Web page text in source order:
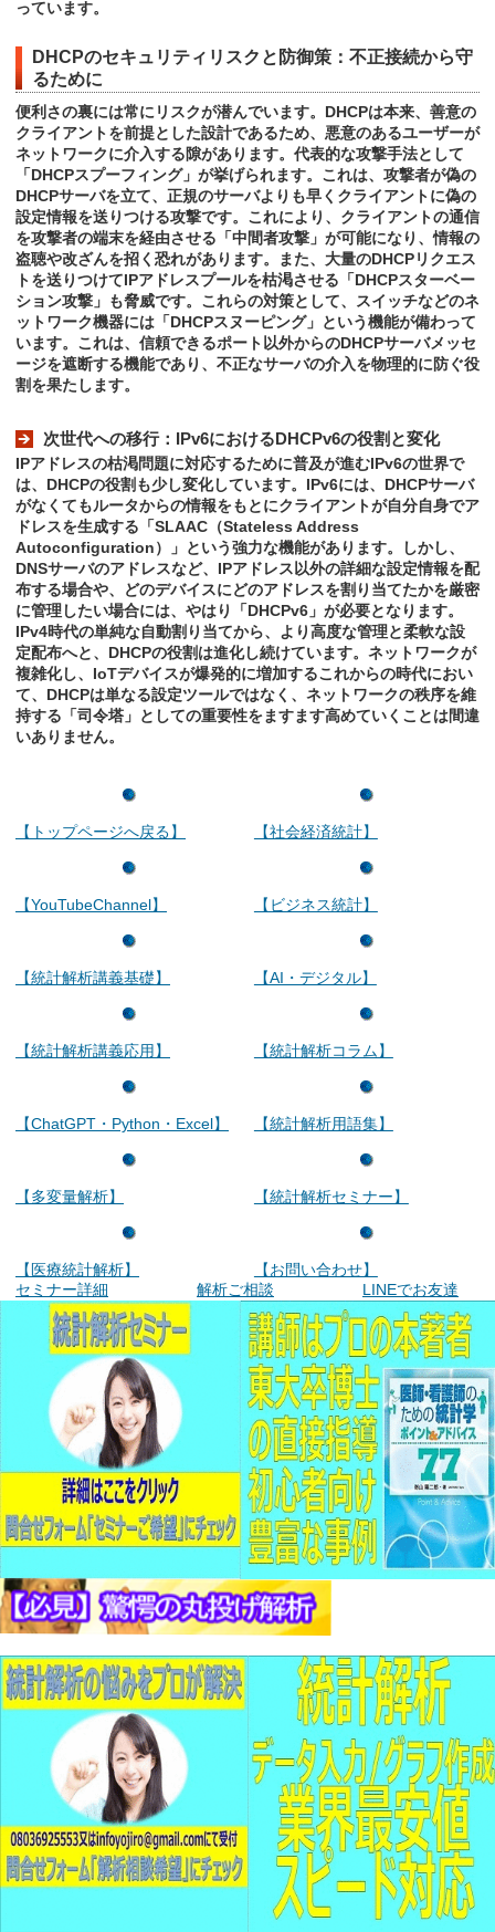
っています。
DHCPのセキュリティリスクと防御策：不正接続から守
るために
便利さの裏には常にリスクが潜んでいます。DHCPは本来、善意の
クライアントを前提とした設計であるため、悪意のあるユーザーが
ネットワークに介入する隙があります。代表的な攻撃手法として
「DHCPスプーフィング」が挙げられます。これは、攻撃者が偽の
DHCPサーバを立て、正規のサーバよりも早くクライアントに偽の
設定情報を送りつける攻撃です。これにより、クライアントの通信
を攻撃者の端末を経由させる「中間者攻撃」が可能になり、情報の
盗聴や改ざんを招く恐れがあります。また、大量のDHCPリクエス
トを送りつけてIPアドレスプールを枯渇させる「DHCPスターベー
ション攻撃」も脅威です。これらの対策として、スイッチなどのネ
ットワーク機器には「DHCPスヌーピング」という機能が備わって
います。これは、信頼できるポート以外からのDHCPサーバメッセ
ージを遮断する機能であり、不正なサーバの介入を物理的に防ぐ役
割を果たします。
次世代への移行：IPv6におけるDHCPv6の役割と変化
IPアドレスの枯渇問題に対応するために普及が進むIPv6の世界で
は、DHCPの役割も少し変化しています。IPv6には、DHCPサーバ
がなくてもルータからの情報をもとにクライアントが自分自身でア
ドレスを生成する「SLAAC（Stateless Address
Autoconfiguration）」という強力な機能があります。しかし、
DNSサーバのアドレスなど、IPアドレス以外の詳細な設定情報を配
布する場合や、どのデバイスにどのアドレスを割り当てたかを厳密
に管理したい場合には、やはり「DHCPv6」が必要となります。
IPv4時代の単純な自動割り当てから、より高度な管理と柔軟な設
定配布へと、DHCPの役割は進化し続けています。ネットワークが
複雑化し、IoTデバイスが爆発的に増加するこれからの時代におい
て、DHCPは単なる設定ツールではなく、ネットワークの秩序を維
持する「司令塔」としての重要性をますます高めていくことは間違
いありません。
【トップページへ戻る】
【YouTubeChannel】
【統計解析講義基礎】
【統計解析講義応用】
【ChatGPT・Python・Excel】
【多変量解析】
【医療統計解析】
【社会経済統計】
【ビジネス統計】
【AI・デジタル】
【統計解析コラム】
【統計解析用語集】
【統計解析セミナー】
【お問い合わせ】
セミナー詳細
解析ご相談 LINEでお友達